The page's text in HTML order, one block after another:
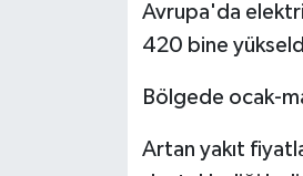
Avrupa'da
420 bine
Bölgede ocak-
Artan yakıt